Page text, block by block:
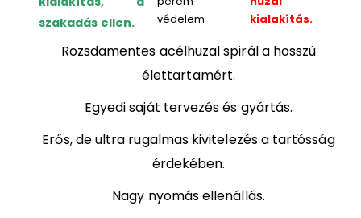
szakadás ellen.
védelem
kialakítás.
Rozsdamentes acélhuzal spirál a hosszú
élettartamért.
Egyedi saját tervezés és gyártás.
Erős, de ultra rugalmas kivitelezés a tartósság
érdekében.
Nagy nyomás ellenállás.